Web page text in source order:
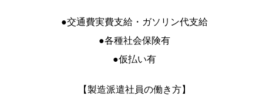
●交通費実費支給・ガソリン代支給
●各種社会保険有
●仮払い有
【製造派遣社員の働き方】